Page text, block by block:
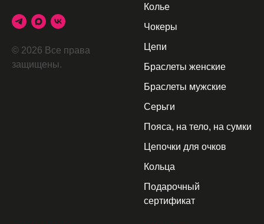
© 2026 Все права
защищены.
Колье
Чокеры
Цепи
Браслеты женские
Браслеты мужские
Серьги
Пояса, на тело, на сумки
Цепочки для очков
Кольца
Подарочный
сертификат